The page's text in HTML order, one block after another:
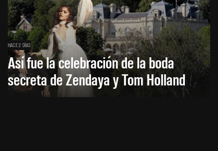
HACE 2 DÍAS
Así fue la celebración de la boda
secreta de Zendaya y Tom Holland